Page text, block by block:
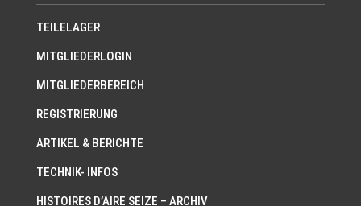
TEILELAGER
MITGLIEDERLOGIN
MITGLIEDERBEREICH
REGISTRIERUNG
ARTIKEL & BERICHTE
TECHNIK- INFOS
HISTOIRES D’AIRE SEIZE – ARCHIV